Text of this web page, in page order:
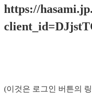
https://
(이것은 로그인 버튼의